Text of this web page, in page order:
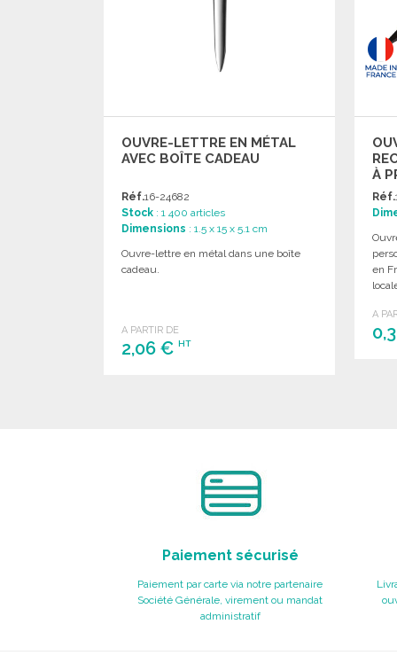
OUVRE-LETTRE EN MÉTAL
AVEC BOÎTE CADEAU
Réf.16-24682
Stock : 1 400 articles
Dimensions : 1.5 x 15 x 5.1 cm
Ouvre-lettre en métal dans une boîte
cadeau.
A PARTIR DE
2,06 € HT
À
Réf.
en
A
Paiement sécurisé
Paiement par carte via notre partenaire
Société Générale, virement ou mandat
administratif